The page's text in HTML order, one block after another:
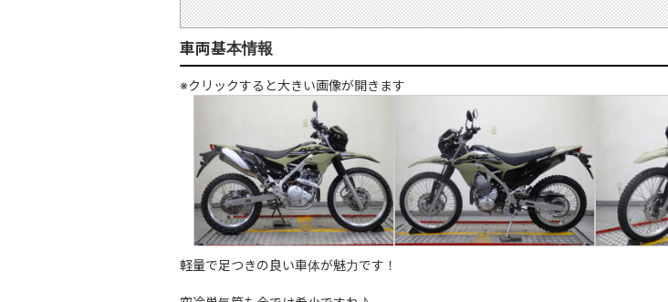
車両基本情報
※クリックすると大きい画像が開きます
軽量で足つきの良い車体が魅力です！